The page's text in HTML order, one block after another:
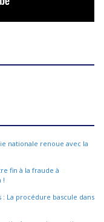
nationale renoue avec la
fin à la fraude à
!
La procédure bascule dans